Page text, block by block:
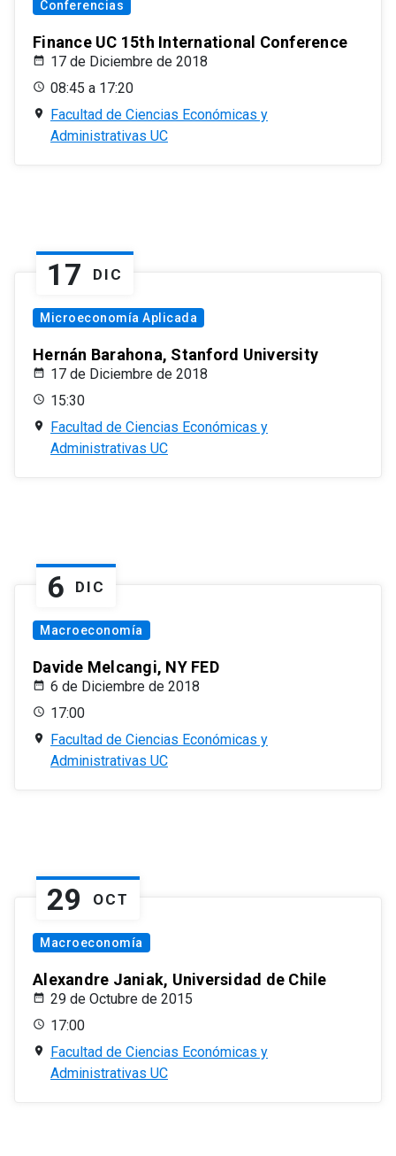
Conferencias
Finance UC 15th International Conference
17 de Diciembre de 2018
08:45 a 17:20
Facultad de Ciencias Económicas y
Administrativas UC
17 DIC
Microeconomía Aplicada
Hernán Barahona, Stanford University
17 de Diciembre de 2018
15:30
Facultad de Ciencias Económicas y
Administrativas UC
6 DIC
Macroeconomía
Davide Melcangi, NY FED
6 de Diciembre de 2018
17:00
Facultad de Ciencias Económicas y
Administrativas UC
29 OCT
Macroeconomía
Alexandre Janiak, Universidad de Chile
29 de Octubre de 2015
17:00
Facultad de Ciencias Económicas y
Administrativas UC